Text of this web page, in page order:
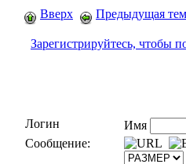
Вверх Предыдущая
Зарегистрируйтесь, чтобы
Логин
Имя
Сообщение: